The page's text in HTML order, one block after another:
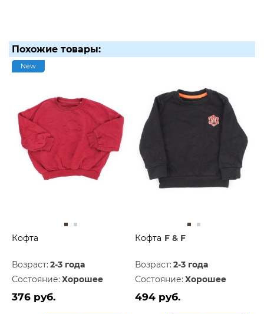
Похожие товары:
New
Кофта
Возраст: 2-3 года
Состояние: Хорошее
376 руб.
Кофта F & F
Возраст: 2-3 года
Состояние: Хорошее
494 руб.